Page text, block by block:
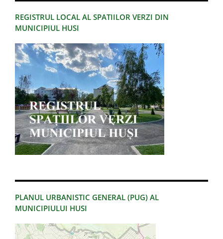
REGISTRUL LOCAL AL SPATIILOR VERZI DIN
MUNICIPIUL HUSI
PLANUL URBANISTIC GENERAL (PUG) AL
MUNICIPIULUI HUSI